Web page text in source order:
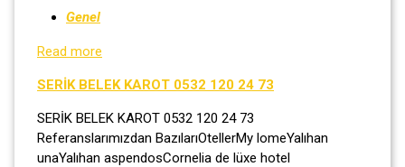
Genel
Read more
SERİK BELEK KAROT 0532 120 24 73
SERİK BELEK KAROT 0532 120 24 73
Referanslarımızdan BazılarıOtellerMy lomeYalıhan
unaYalıhan aspendosCornelia de lüxe hotel